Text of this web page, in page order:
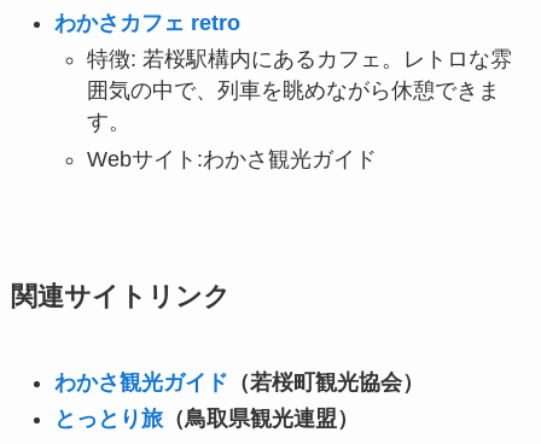
わかさカフェ retro
特徴: 若桜駅構内にあるカフェ。レトロな雰
囲気の中で、列車を眺めながら休憩できま
す。
Webサイト:わかさ観光ガイド
関連サイトリンク
わかさ観光ガイド （若桜町観光協会）
とっとり旅（鳥取県観光連盟）